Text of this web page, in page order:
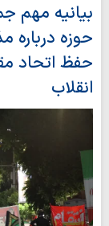
بیانیه مهم
حوزه درباره
حفظ اتحاد
انقلاب